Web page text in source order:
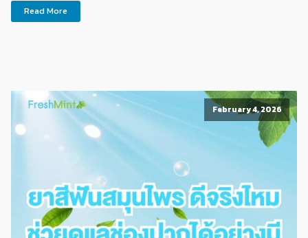
Read More
February 4, 2026